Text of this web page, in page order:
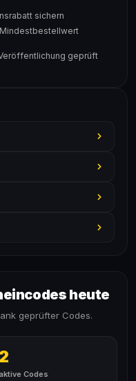
sichern
geprüft
heute
geprüfter Codes.
2
Codes